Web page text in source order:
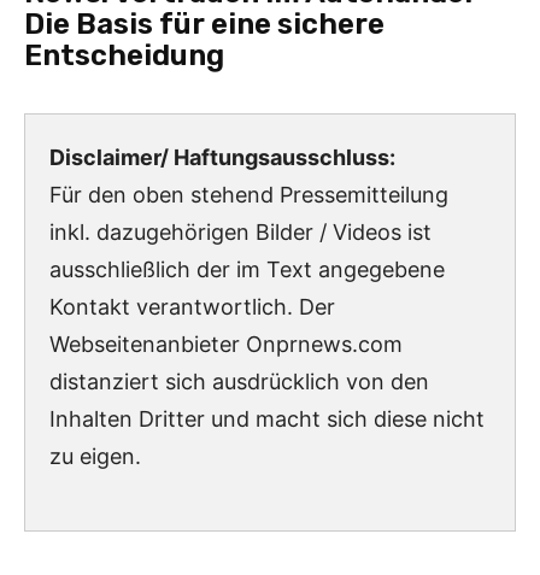
Die Basis für eine sichere
Entscheidung
Disclaimer/ Haftungsausschluss:
Für den oben stehend Pressemitteilung
inkl. dazugehörigen Bilder / Videos ist
ausschließlich der im Text angegebene
Kontakt verantwortlich. Der
Webseitenanbieter Onprnews.com
distanziert sich ausdrücklich von den
Inhalten Dritter und macht sich diese nicht
zu eigen.